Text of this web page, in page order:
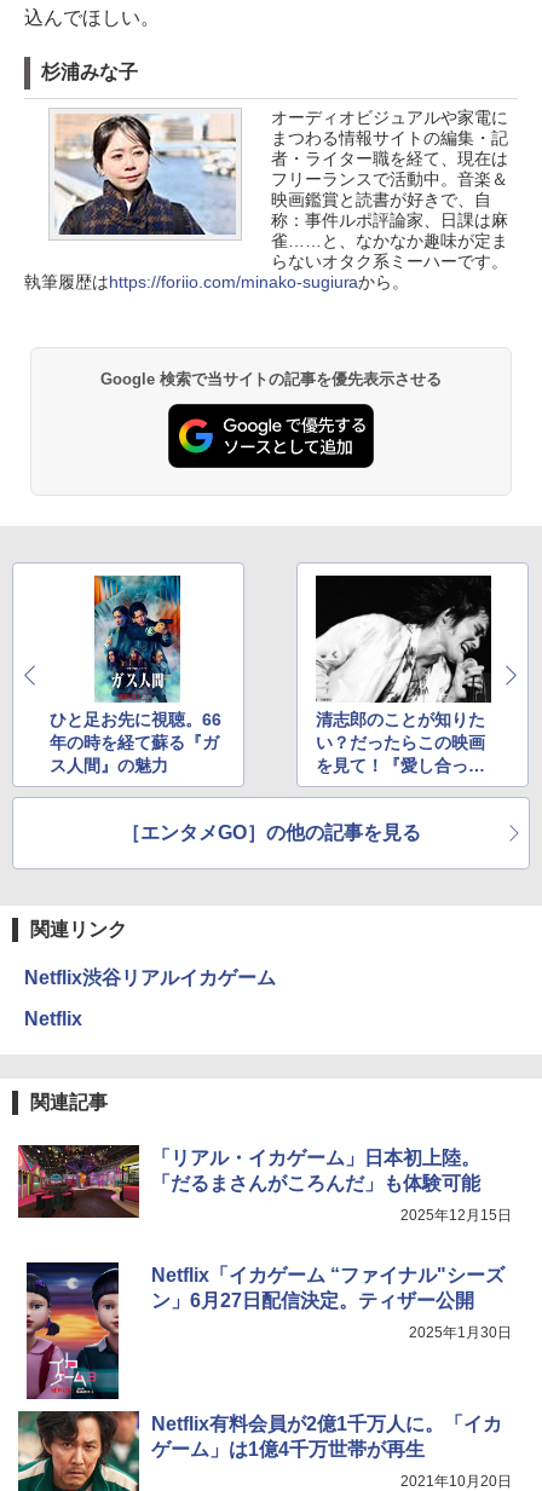
込んでほしい。
杉浦みな子
オーディオビジュアルや家電に
まつわる情報サイトの編集・記
者・ライター職を経て、現在は
フリーランスで活動中。音楽＆
映画鑑賞と読書が好きで、自
称：事件ルポ評論家、日課は麻
雀……と、なかなか趣味が定ま
らないオタク系ミーハーです。
執筆履歴はhttps://foriio.com/minako-sugiuraから。
Google 検索で当サイトの記事を優先表示させる
ひと足お先に視聴。66
年の時を経て蘇る『ガ
ス人間』の魅力
清志郎のことが知りた
い？だったらこの映画
を見て！『愛し合って
るかい？ 忌野清志郎が
［エンタメGO］の他の記事を見る
関連リンク
Netflix渋谷リアルイカゲーム
Netflix
関連記事
「リアル・イカゲーム」日本初上陸。
「だるまさんがころんだ」も体験可能
2025年12月15日
Netflix「イカゲーム “ファイナル"シーズ
ン」6月27日配信決定。ティザー公開
2025年1月30日
Netflix有料会員が2億1千万人に。「イカ
ゲーム」は1億4千万世帯が再生
2021年10月20日